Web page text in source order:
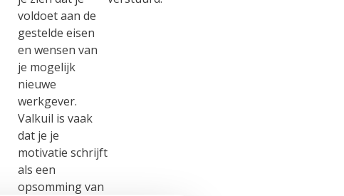
voldoet aan de
gestelde eisen
en wensen van
je mogelijk
nieuwe
werkgever.
Valkuil is vaak
dat je je
motivatie schrijft
als een
opsomming van